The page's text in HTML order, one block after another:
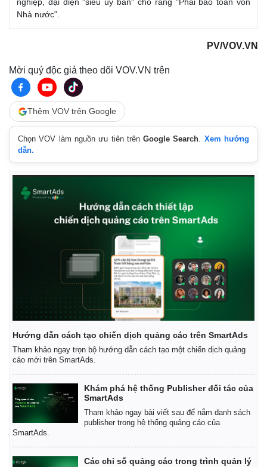
Thể thao
Bóng đá
Lịch thi đấu bóng đá
Thế giới thể thao
Hậu trường
Ô tô - Xe máy
Ô tô
Xe máy
Nhà nước".
PV/VOV.VN
Mời quý độc giả theo dõi VOV.VN trên
Thêm VOV trên Google
Chọn VOV làm nguồn ưu tiên trênGoogle Search. Xem hướng
dẫn.
Hướng dẫn cách tạo chiến dịch quảng cáo trên SmartAds
Tham khảo ngay trọn bộ hướng dẫn cách tạo một chiến dịch quảng
cáo mới trên SmartAds.
Khám phá hệ thống Publisher đối tác của
SmartAds
Tham khảo ngay bài viết sau để nắm danh sách
publisher trong hệ thống quảng cáo của
SmartAds.
Các chỉ số quảng cáo trong trình quản lý